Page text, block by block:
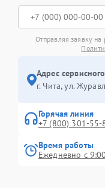
Отправляя заявку на
Адрес
г. Чита, ул.
Горячая линия
+7 (800) 301-55-
Время работы
Ежедневно с